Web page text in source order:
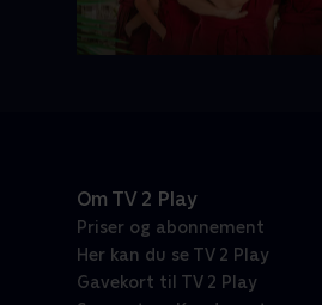
Om TV 2 Play
Priser og abonnement
Her kan du se TV 2 Play
Gavekort til TV 2 Play